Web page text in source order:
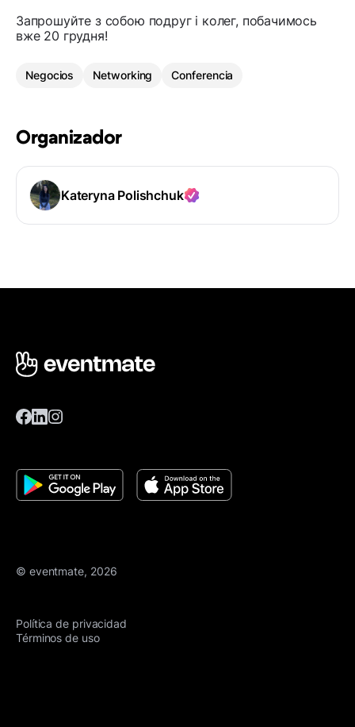
Запрошуйте з собою подруг і колег, побачимось
вже 20 грудня!
Negocios Networking Conferencia
Organizador
Kateryna Polishchuk
© eventmate, 2026
Política de privacidad
Términos de uso